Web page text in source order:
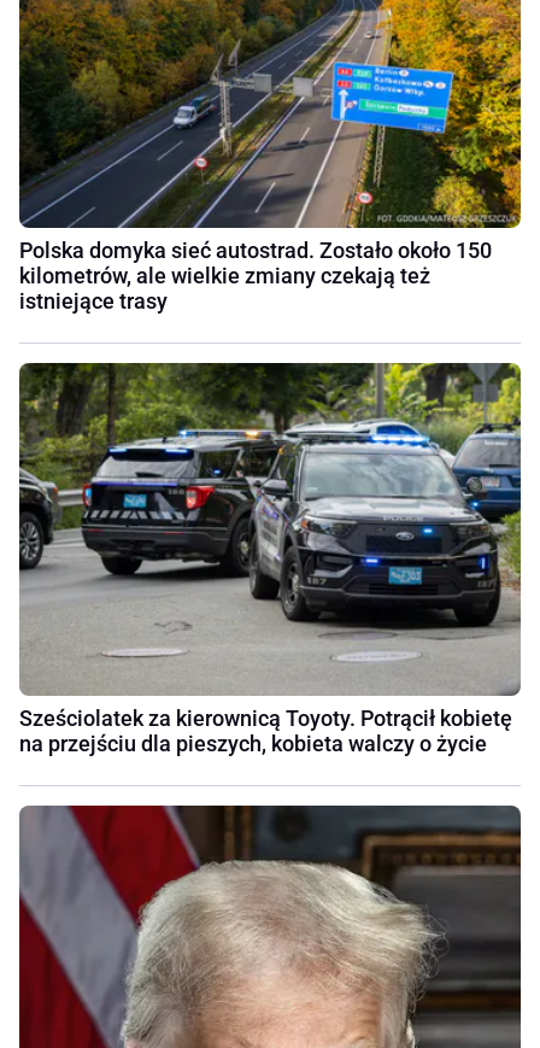
Polska domyka sieć autostrad. Zostało około 150
kilometrów, ale wielkie zmiany czekają też
istniejące trasy
Sześciolatek za kierownicą Toyoty. Potrącił kobietę
na przejściu dla pieszych, kobieta walczy o życie